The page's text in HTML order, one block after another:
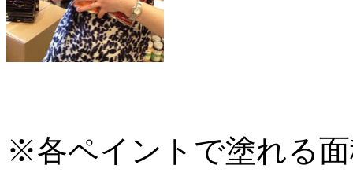
※各ペイントで塗れる